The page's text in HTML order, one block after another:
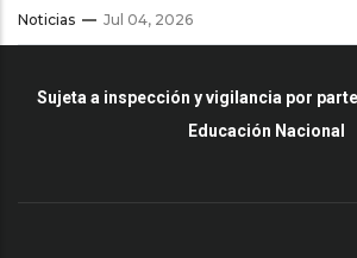
Noticias Jul 04, 2026
Sujeta a inspección y vigilancia por
Educación Nacional